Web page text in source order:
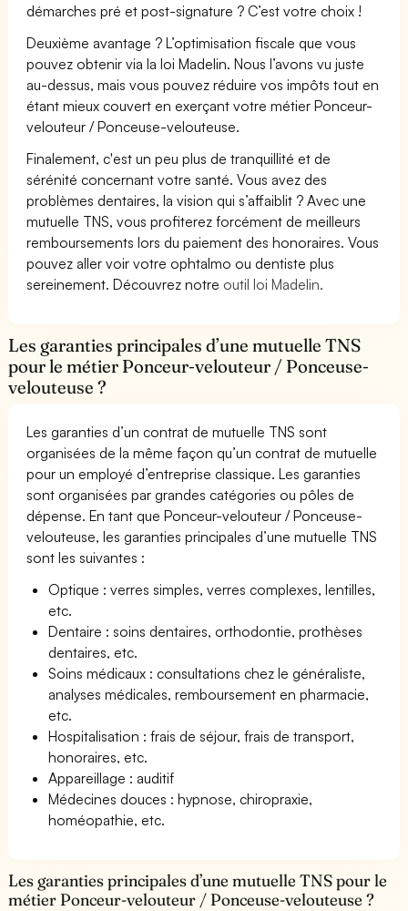
démarches pré et post-signature ? C’est votre choix !
Deuxième avantage ? L’optimisation fiscale que vous
pouvez obtenir via la loi Madelin. Nous l’avons vu juste
au-dessus, mais vous pouvez réduire vos impôts tout en
étant mieux couvert en exerçant votre métier Ponceur-
velouteur / Ponceuse-velouteuse.
Finalement, c'est un peu plus de tranquillité et de
sérénité concernant votre santé. Vous avez des
problèmes dentaires, la vision qui s’affaiblit ? Avec une
mutuelle TNS, vous profiterez forcément de meilleurs
remboursements lors du paiement des honoraires. Vous
pouvez aller voir votre ophtalmo ou dentiste plus
sereinement. Découvrez notre outil loi Madelin.
Les garanties principales d’une mutuelle TNS
pour le métier Ponceur-velouteur / Ponceuse-
velouteuse ?
Les garanties d’un contrat de mutuelle TNS sont
organisées de la même façon qu’un contrat de mutuelle
pour un employé d’entreprise classique. Les garanties
sont organisées par grandes catégories ou pôles de
dépense. En tant que Ponceur-velouteur / Ponceuse-
velouteuse, les garanties principales d’une mutuelle TNS
sont les suivantes :
Optique : verres simples, verres complexes, lentilles,
etc.
Dentaire : soins dentaires, orthodontie, prothèses
dentaires, etc.
Soins médicaux : consultations chez le généraliste,
analyses médicales, remboursement en pharmacie,
etc.
Hospitalisation : frais de séjour, frais de transport,
honoraires, etc.
Appareillage : auditif
Médecines douces : hypnose, chiropraxie,
homéopathie, etc.
Les garanties principales d’une mutuelle TNS pour le
métier Ponceur-velouteur / Ponceuse-velouteuse ?